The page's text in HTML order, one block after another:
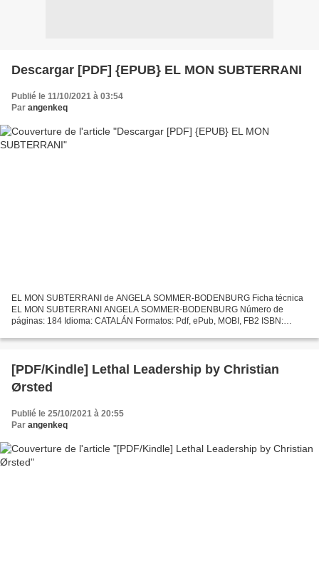
Descargar [PDF] {EPUB} EL MON SUBTERRANI
Publié le 11/10/2021 à 03:54
Par angenkeq
EL MON SUBTERRANI de ANGELA SOMMER-BODENBURG Ficha técnica
EL MON SUBTERRANI ANGELA SOMMER-BODENBURG Número de
páginas: 184 Idioma: CATALÁN Formatos: Pdf, ePub, MOBI, FB2 ISBN:
eBook gratis...
[PDF/Kindle] Lethal Leadership by Christian
Ørsted
Publié le 25/10/2021 à 20:55
Par angenkeq